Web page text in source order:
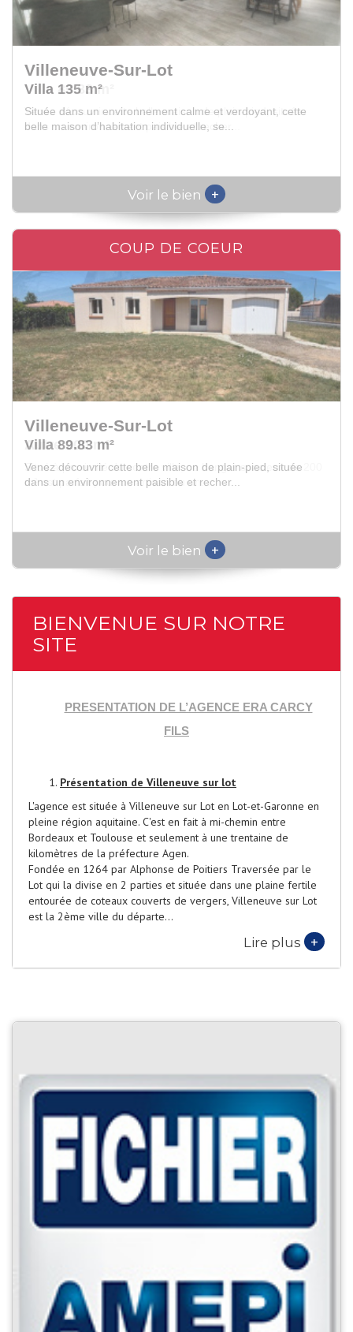
Villeneuve-Sur-Lot
Villa 89.83 m²
Venez découvrir cette belle maison de plain-pied, située
dans un environnement paisible et recher...
Voir le bien +
COUP DE COEUR
Villeneuve-Sur-Lot
Autre 200 m²
Situé à proximité du centre ville, ce hangar spacieux de 200
m² est parfait pour un artisan ou un...
Voir le bien +
BIENVENUE SUR NOTRE
SITE
PRESENTATION DE L’AGENCE ERA CARCY
FILS
Présentation de Villeneuve sur lot
L'agence est située à Villeneuve sur Lot en Lot-et-Garonne en
pleine région aquitaine. C'est en fait à mi-chemin entre
Bordeaux et Toulouse et seulement à une trentaine de
kilomètres de la préfecture Agen.
Fondée en 1264 par Alphonse de Poitiers Traversée par le
Lot qui la divise en 2 parties et située dans une plaine fertile
entourée de coteaux couverts de vergers, Villeneuve sur Lot
est la 2ème ville du départe...
Lire plus +